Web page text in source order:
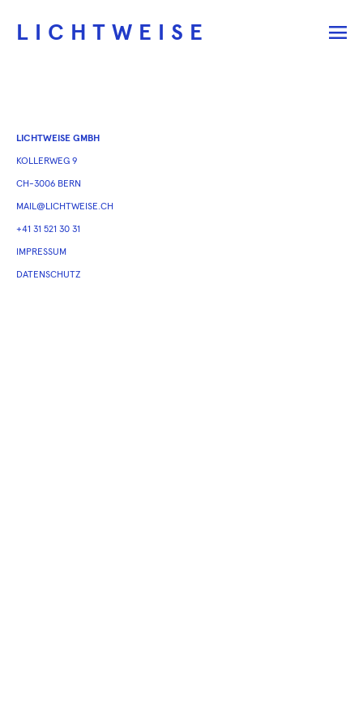
LICHTWEISE
LICHTWEISE GMBH
KOLLERWEG 9
CH-3006 BERN
MAIL@LICHTWEISE.CH
+41 31 521 30 31
IMPRESSUM
DATENSCHUTZ